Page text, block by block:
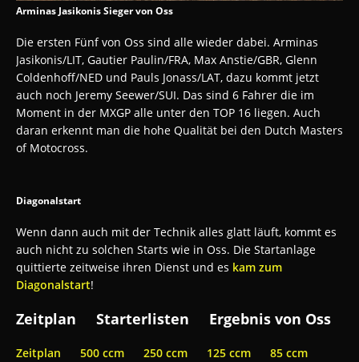
Arminas Jasikonis Sieger von Oss
Die ersten Fünf von Oss sind alle wieder dabei. Arminas
Jasikonis/LIT, Gautier Paulin/FRA, Max Anstie/GBR, Glenn
Coldenhoff/NED und Pauls Jonass/LAT, dazu kommt jetzt
auch noch Jeremy Seewer/SUI. Das sind 6 Fahrer die im
Moment in der MXGP alle unter den TOP 16 liegen. Auch
daran erkennt man die hohe Qualität bei den Dutch Masters
of Motocross.
Diagonalstart
Wenn dann auch mit der Technik alles glatt läuft, kommt es
auch nicht zu solchen Starts wie in Oss. Die Startanlage
quittierte zeitweise ihren Dienst und es kam zum
Diagonalstart!
Zeitplan Starterlisten Ergebnis von Oss
Zeitplan 500 ccm 250 ccm 125 ccm
85 ccm